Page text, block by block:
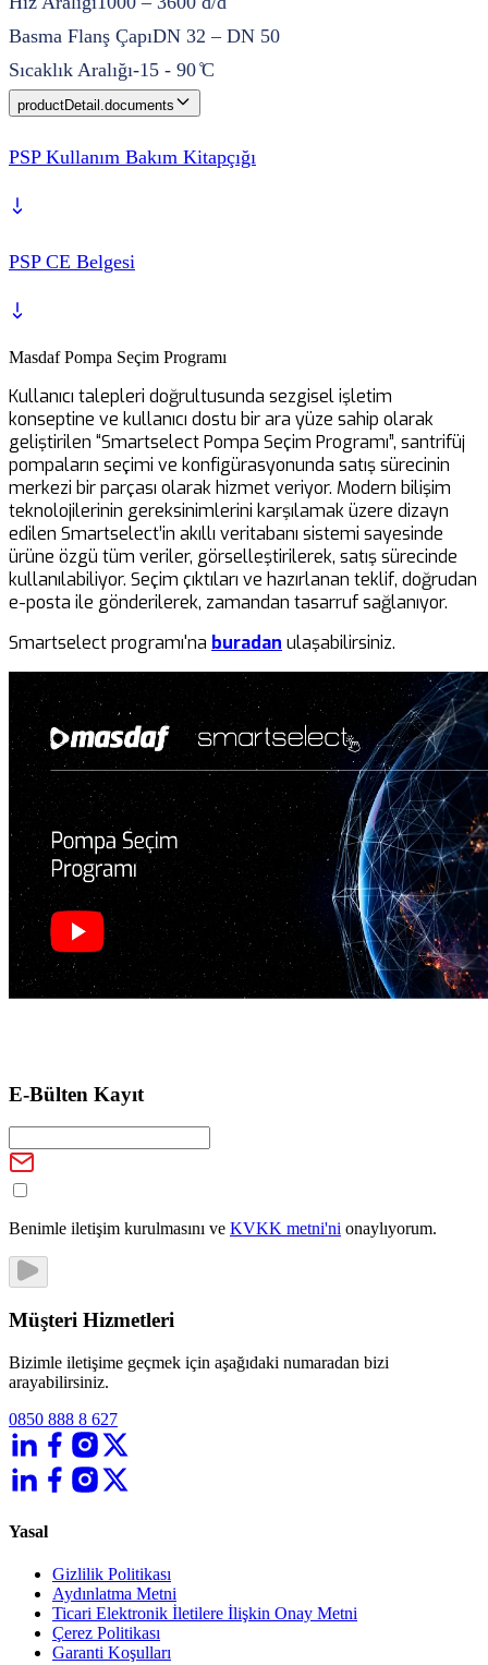
Basma Flanş ÇapıDN 32 – DN 50
Sıcaklık Aralığı-15 - 90 ̊C
productDetail.documents
PSP Kullanım Bakım Kitapçığı
PSP CE Belgesi
Masdaf Pompa Seçim Programı
Kullanıcı talepleri doğrultusunda sezgisel işletim
konseptine ve kullanıcı dostu bir ara yüze sahip olarak
geliştirilen “Smartselect Pompa Seçim Programı”, santrifüj
pompaların seçimi ve konfigürasyonunda satış sürecinin
merkezi bir parçası olarak hizmet veriyor. Modern bilişim
teknolojilerinin gereksinimlerini karşılamak üzere dizayn
edilen Smartselect’in akıllı veritabanı sistemi sayesinde
ürüne özgü tüm veriler, görselleştirilerek, satış sürecinde
kullanılabiliyor. Seçim çıktıları ve hazırlanan teklif, doğrudan
e-posta ile gönderilerek, zamandan tasarruf sağlanıyor.
Smartselect programı'na buradan ulaşabilirsiniz.
E-Bülten Kayıt
Benimle iletişim kurulmasını ve KVKK metni'ni onaylıyorum.
Müşteri Hizmetleri
Bizimle iletişime geçmek için aşağıdaki numaradan bizi
arayabilirsiniz.
0850 888 8 627
Yasal
Gizlilik Politikası
Aydınlatma Metni
Ticari Elektronik İletilere İlişkin Onay Metni
Çerez Politikası
Garanti Koşulları